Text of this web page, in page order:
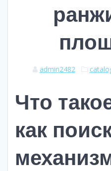
admin2482
Что
как